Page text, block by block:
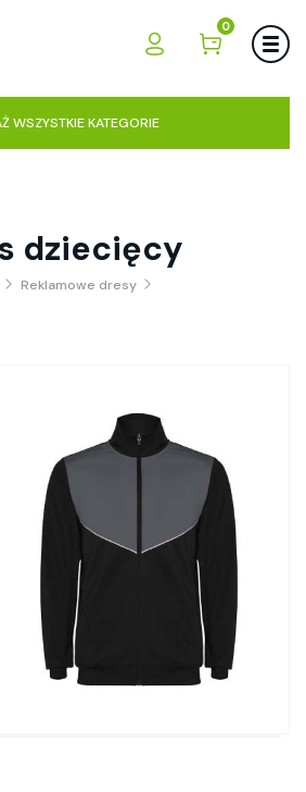
0
WSZYSTKIE KATEGORIE
dziecięcy
Reklamowe dresy